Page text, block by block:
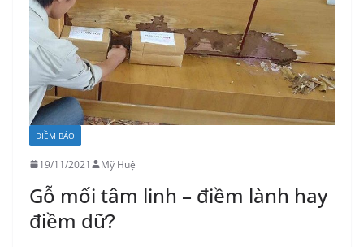
ĐIỀM BÁO
19/11/2021 Mỹ Huệ
Gỗ mối tâm linh – điềm lành hay
điềm dữ?